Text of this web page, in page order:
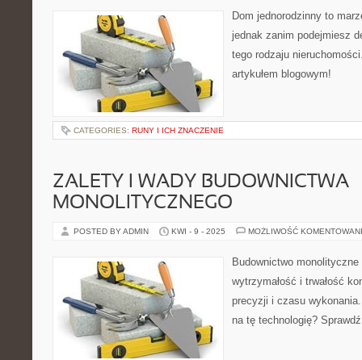
Dom jednorodzinny to
jednak zanim podejmiesz
tego rodzaju
artykułem blogowym!
CATEGORIES: RUNY I ICH ZNACZENIE
ZALETY I WADY BUDOWNICTWA
MONOLITYCZNEGO
POSTED BY ADMIN KWI - 9 - 2025 MOŻLIWOŚĆ
Budownictwo
wytrzymałość i trwałość
precyzji i czasu
na tę technologię?